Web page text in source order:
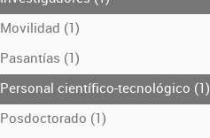
Movilidad (1)
Pasantías (1)
Personal científico-tecnológico (1)
Posdoctorado (1)